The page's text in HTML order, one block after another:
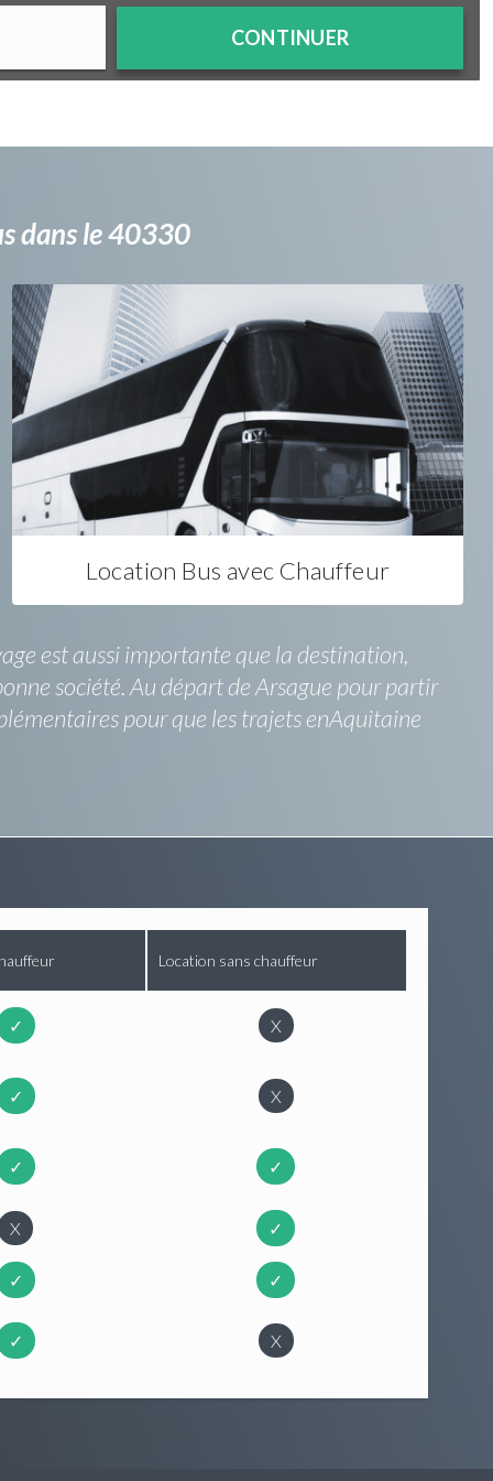
CONTINUER
dans le 40330
Location Bus avec Chauffeur
est aussi importante que la destination,
société. Au départ de Arsague pour partir
pour que les trajets enAquitaine
Location sans chauffeur
✓ X
✓ X
✓ ✓
X ✓
✓ ✓
✓ X